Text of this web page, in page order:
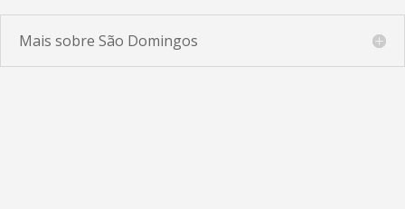
Mais sobre São Domingos